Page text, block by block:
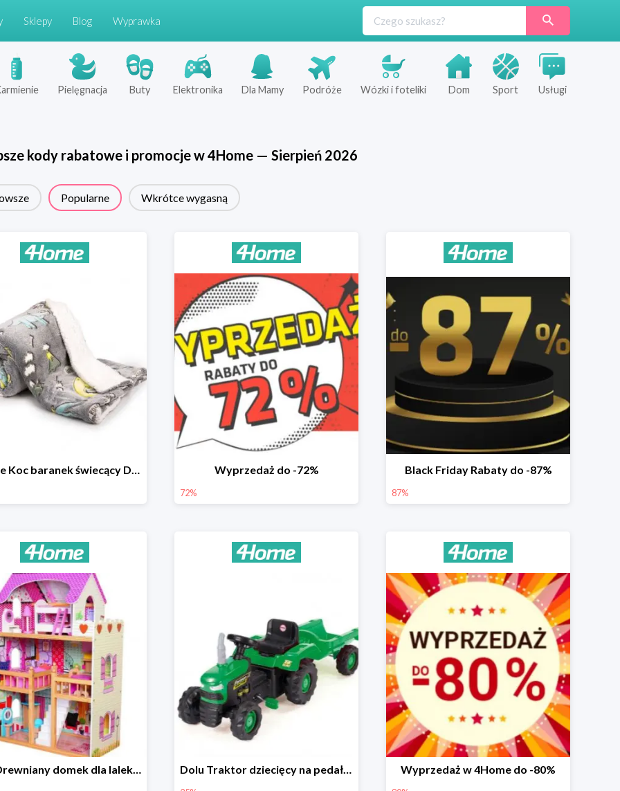
Sklepy Blog Wyprawka
Pielęgnacja Buty Elektronika Dla Mamy Podróże Wózki i foteliki Dom Sport Usługi
kody rabatowe i promocje w4Home— Sierpień 2026
Popularne Wkrótce wygasną
4Home Koc baranek świecący Dino Wyprzedaż do -72%
72%
Black Friday Rabaty do -87%
87%
Bino Drewniany domek dla lalek z mebelkami -33% Dolu Traktor dziecięcy na pedały z przyczepką -25% Wyprzedaż w 4Home do -80%